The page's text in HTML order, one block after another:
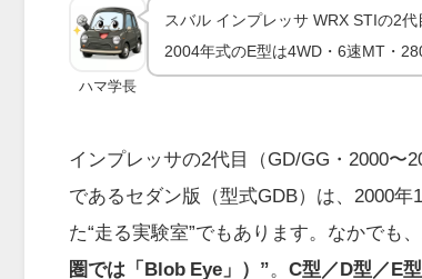
ハマ学長
スバル インプレッサ WRX STIの2
2004年式のE型は4WD・6速MT・
インプレッサの2代目（GD/GG・2000〜
であるセダン版（型式GDB）は、2000
た“走る実験室”でもあります。なかでも
圏では「Blob Eye」）”
C型／D型／E型